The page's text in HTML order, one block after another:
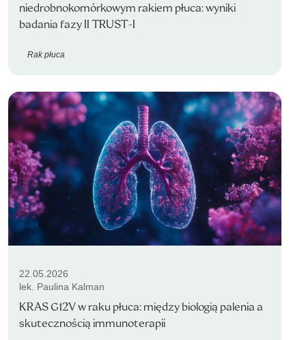
niedrobnokomórkowym rakiem płuca: wyniki
badania fazy II TRUST-I
Rak płuca
22.05.2026
lek. Paulina Kalman
KRAS G12V w raku płuca: między biologią palenia a
skutecznością immunoterapii